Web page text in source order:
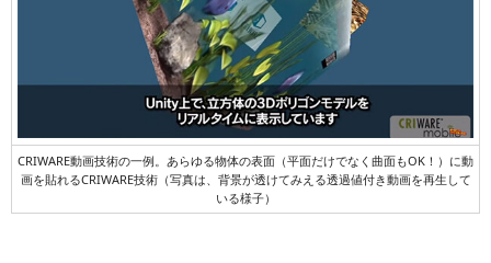
CRIWARE動画技術の一例。あらゆる物体の表面（平面だけでなく曲面もOK！）に動
画を貼れるCRIWARE技術（写真は、背景が透けてみえる透過値付き動画を再生して
いる様子）